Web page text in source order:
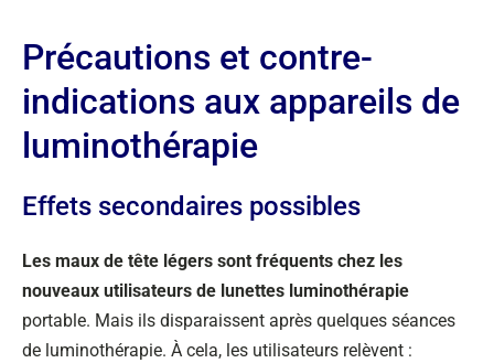
Précautions et contre-
indications aux appareils de
luminothérapie
Effets secondaires possibles
Les maux de tête légers sont fréquents chez les
nouveaux utilisateurs de lunettes luminothérapie
portable. Mais ils disparaissent après quelques séances
de luminothérapie. À cela, les utilisateurs relèvent :